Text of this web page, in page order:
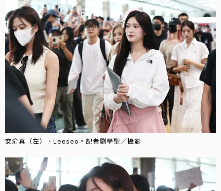
安俞真（左）、Leeseo。記者劉學聖／攝影